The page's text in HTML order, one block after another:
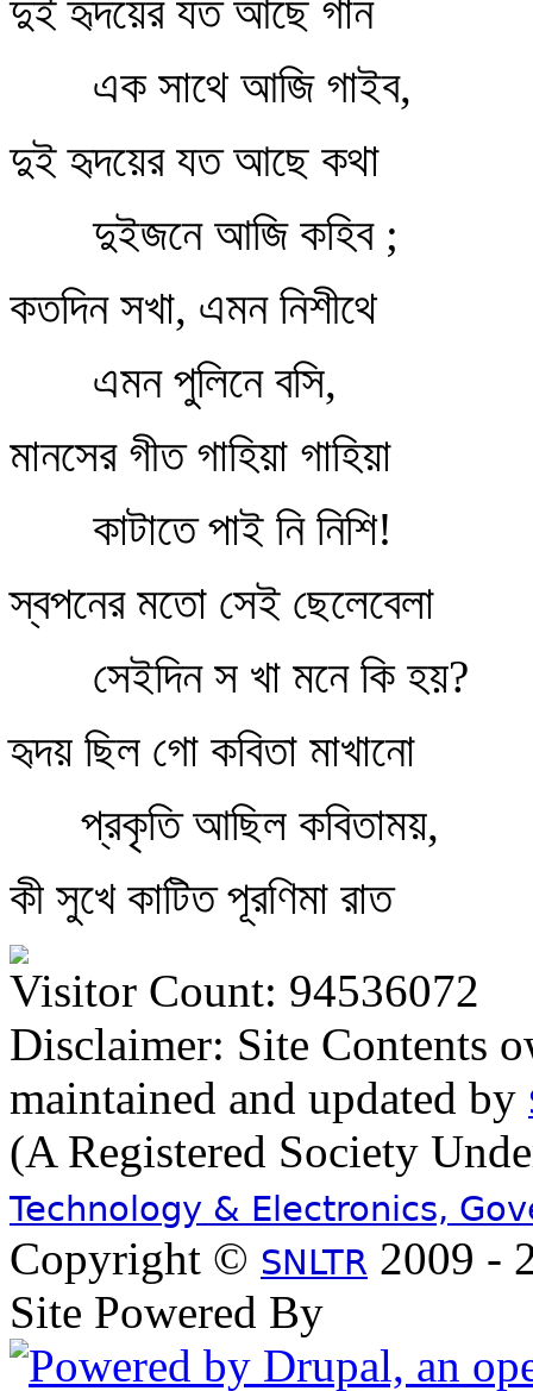
দুই হৃদয়ের যত আছে গান
এক সাথে আজি গাইব,
দুই হৃদয়ের যত আছে কথা
দুইজনে আজি কহিব ;
কতদিন সখা, এমন নিশীথে
এমন পুলিনে বসি,
মানসের গীত গাহিয়া গাহিয়া
কাটাতে পাই নি নিশি!
স্বপনের মতো সেই ছেলেবেলা
সেইদিন স খা মনে কি হয়?
হৃদয় ছিল গো কবিতা মাখানো
প্রকৃতি আছিল কবিতাময়,
কী সুখে কাটিত পূরণিমা রাত
Visitor Count: 94536072
Disclaimer: Site Contents
maintained and updated by
(A Registered Society
Technology & Electronics,
Copyright © SNLTR 2009 -
Site Powered By